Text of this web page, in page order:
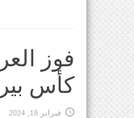
فوز
كأس
فبراير 18, 2024